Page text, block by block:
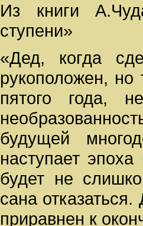
Из книги
ступени»
«Дед, когда
рукоположен, но
пятого года,
будущей
наступает
будет не
сана
приравнен к